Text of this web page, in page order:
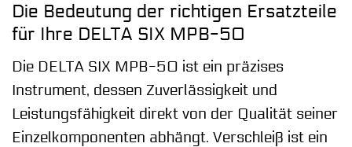
Die Bedeutung der richtigen Ersatzteile
für Ihre DELTA SIX MPB-50
Die DELTA SIX MPB-50 ist ein präzises
Instrument, dessen Zuverlässigkeit und
Leistungsfähigkeit direkt von der Qualität seiner
Einzelkomponenten abhängt. Verschleiß ist ein